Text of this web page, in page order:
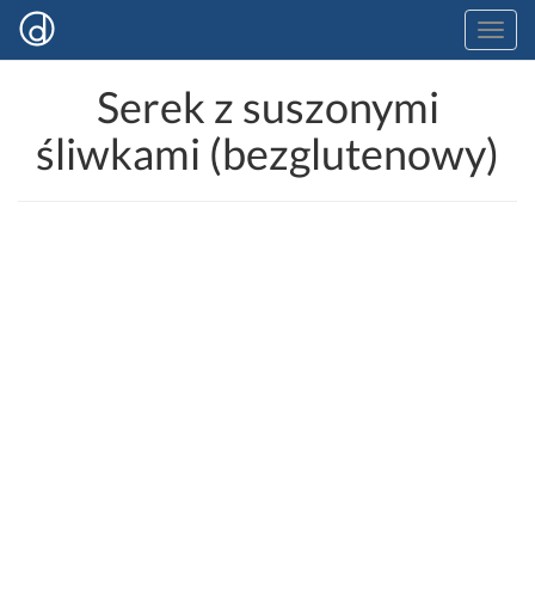
Serek z suszonymi
śliwkami (bezglutenowy)